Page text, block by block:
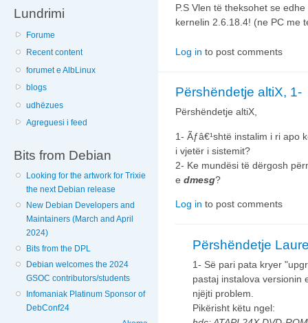
Lundrimi
Forume
Recent content
forumet e AlbLinux
blogs
udhëzues
Agreguesi i feed
Bits from Debian
Looking for the artwork for Trixie
the next Debian release
New Debian Developers and
Maintainers (March and April
2024)
Bits from the DPL
Debian welcomes the 2024
GSOC contributors/students
Infomaniak Platinum Sponsor of
DebConf24
P.S Vlen të theksohet se
kernelin 2.6.18.4! (ne PC me
Log in to post comments
Përshëndetje altiX, 1-
Përshëndetje altiX,
1- Ãƒâ€¹shtë instalim i ri apo
i vjetër i sistemit?
2- Ke mundësi të dërgosh
e dmesg?
Log in to post comments
Përshëndetje
1- Së pari pata kryer
pastaj instalova versionin
njëjti problem.
Pikërisht këtu ngel: